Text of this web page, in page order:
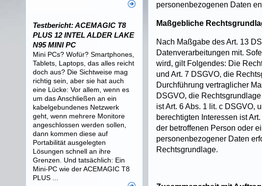
personenbezogenen Daten
Maßgebliche
Nach Maßgabe des Art. 13
Datenverarbeitungen mit.
wird, gilt Folgendes: Die
und Art. 7 DSGVO, die
Durchführung vertraglicher
DSGVO, die
ist Art. 6 Abs. 1 lit. c DSGVO,
berechtigten Interessen ist
der betroffenen Person oder
personenbezogener Daten
Rechtsgrundlage.
Testbericht: ACEMAGIC T8
PLUS 12 INTEL ALDER LAKE
N95 MINI PC
Mini PCs? Wofür? Smartphones,
Tablets, Laptops, das alles reicht
doch aus? Die Sichtweise mag
richtig sein, aber sie hat auch
eine Lücke: Vor allem, wenn es
um das Anschließen an ein
kabelgebundenes Netzwerk
geht, wenn mehrere Monitore
angeschlossen werden sollen,
dann kommen diese auf
Portabilität ausgelegten
Lösungen schnell an ihre
Grenzen. Und tatsächlich: Ein
Mini-PC wie der ACEMAGIC T8
PLUS ...